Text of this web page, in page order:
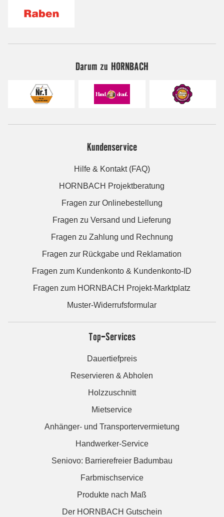
Darum zu HORNBACH
Kundenservice
Hilfe & Kontakt (FAQ)
HORNBACH Projektberatung
Fragen zur Onlinebestellung
Fragen zu Versand und Lieferung
Fragen zu Zahlung und Rechnung
Fragen zur Rückgabe und Reklamation
Fragen zum Kundenkonto & Kundenkonto-ID
Fragen zum HORNBACH Projekt-Marktplatz
Muster-Widerrufsformular
Top-Services
Dauertiefpreis
Reservieren & Abholen
Holzzuschnitt
Mietservice
Anhänger- und Transportervermietung
Handwerker-Service
Seniovo: Barrierefreier Badumbau
Farbmischservice
Produkte nach Maß
Der HORNBACH Gutschein